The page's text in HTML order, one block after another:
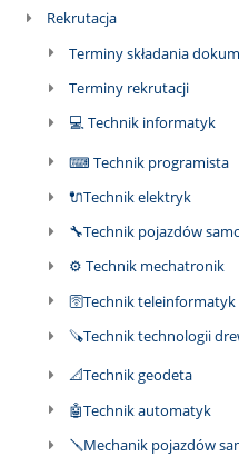
Rekrutacja
Terminy składania
Terminy rekrutacji
💻 Technik informatyk
⌨ Technik programista
🔌Technik elektryk
🔧Technik pojazdów
⚙ Technik mechatronik
🛜Technik teleinformatyk
🪚Technik technologii
📐Technik geodeta
🤖Technik automatyk
🪛Mechanik pojazdów